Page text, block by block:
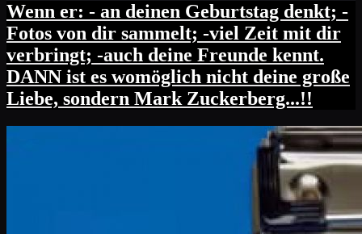
Wenn er: - an deinen Geburtstag denkt; -
Fotos von dir sammelt; -viel Zeit mit dir
verbringt; -auch deine Freunde kennt.
DANN ist es womöglich nicht deine große
Liebe, sondern Mark Zuckerberg...!!